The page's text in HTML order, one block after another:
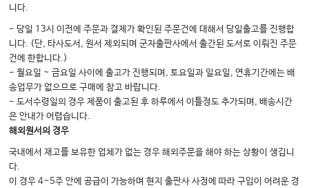
7. 치주조직(Periodontium)
8. 구강점막(Oral Mucosa)
9. 혀(Tongue)
10. 맛봉오리(미뢰, Taste Bud)
11. 침샘
PART 3. 임상치의학
Chapter 6 영상치의학(Oral and Maxillofacial Radiology)
1. 영상치의학이란?
니다.
- 당일 13시 이전에 주문과 결제가 확인된 주문건에 대해서 당일출고를 진행합
니다. (단, 타사도서, 원서 제외되며 군자출판사에서 출간된 도서로 이뤄진 주문
건에 한합니다.)
- 월요일 ~ 금요일 사이에 출고가 진행되며, 토요일과 일요일, 연휴기간에는 배
송업무가 없으므로 구매에 참고 바랍니다.
- 도서수령일의 경우 제품이 출고된 후 하루에서 이틀정도 추가되며, 배송시간
은 안내가 어렵습니다.
해외원서의 경우
국내에서 재고를 보유한 업체가 없는 경우 해외주문을 해야 하는 상황이 생깁니
다.
이 경우 4~5주 안에 공급이 가능하며 현지 출판사 사정에 따라 구입이 어려운 경